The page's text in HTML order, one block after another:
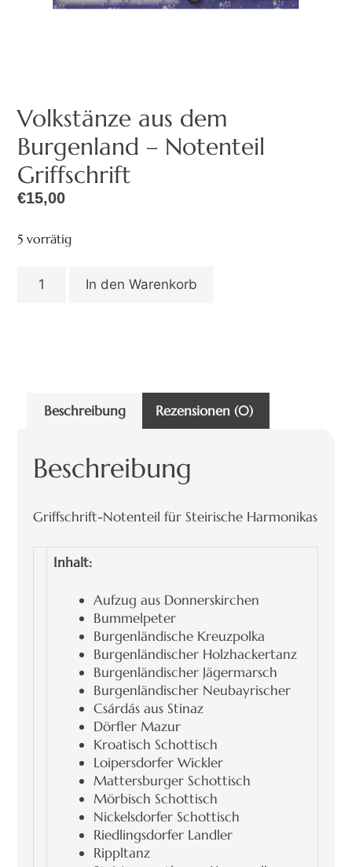
Volkstänze aus dem
Burgenland – Notenteil
Griffschrift
€15,00
5 vorrätig
In den Warenkorb
Beschreibung Rezensionen (0)
Beschreibung
Griffschrift-Notenteil für Steirische Harmonikas
Inhalt:
Aufzug aus Donnerskirchen
Bummelpeter
Burgenländische Kreuzpolka
Burgenländischer Holzhackertanz
Burgenländischer Jägermarsch
Burgenländischer Neubayrischer
Csárdás aus Stinaz
Dörfler Mazur
Kroatisch Schottisch
Loipersdorfer Wickler
Mattersburger Schottisch
Mörbisch Schottisch
Nickelsdorfer Schottisch
Riedlingsdorfer Landler
Rippltanz